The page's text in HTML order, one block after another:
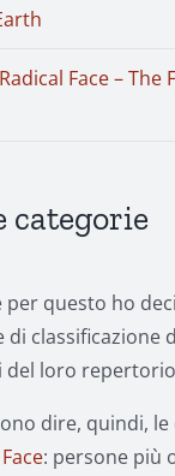
Face – The
categorie
per questo ho
di classificazione
del loro
dire, quindi,
: persone più